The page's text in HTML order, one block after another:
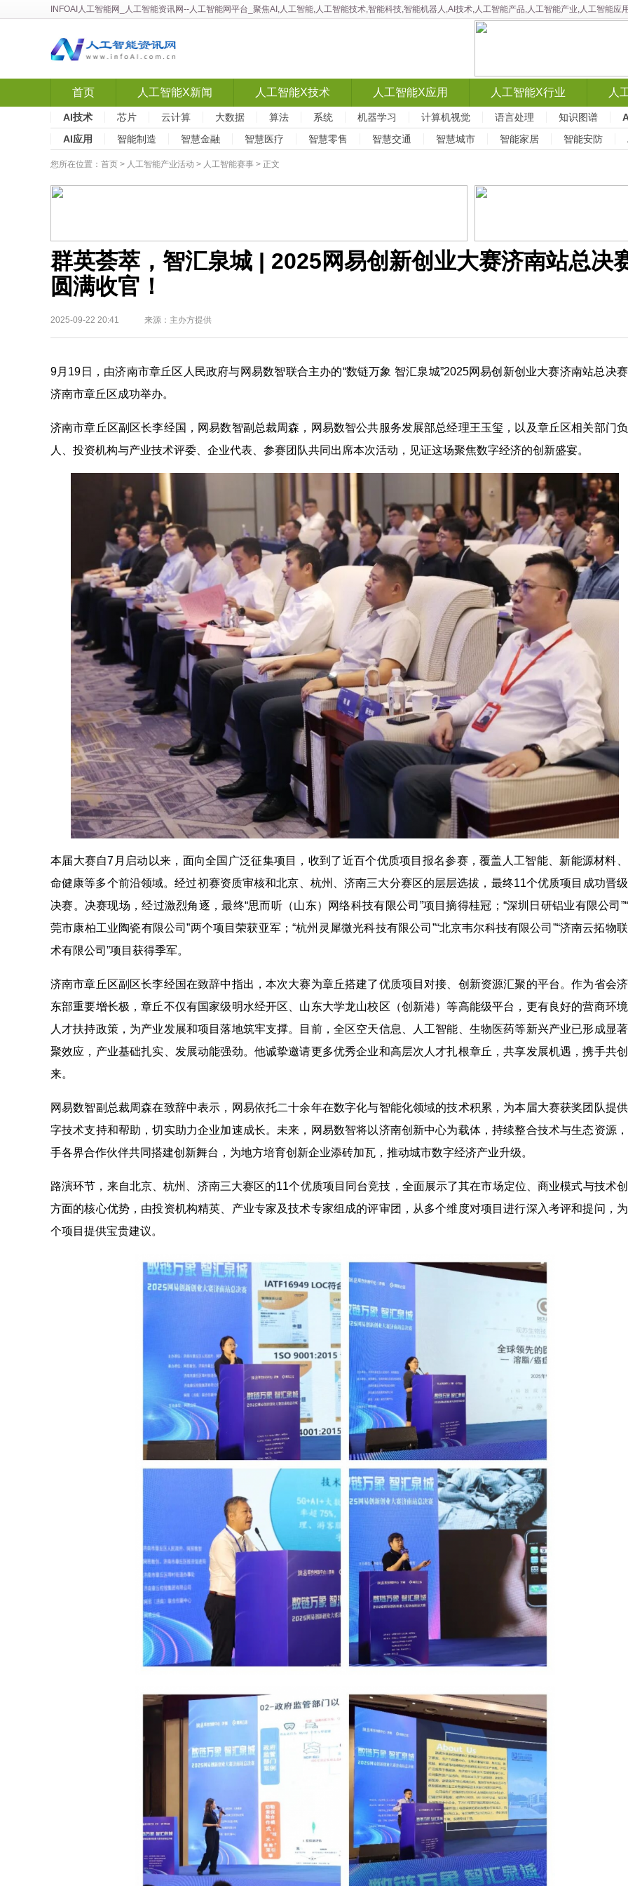
INFOAI人工智能网 人工智能资讯网--人工智能网平台_聚焦AI,人工智能,人工智能技术,智能科技,智能机器人,AI技术,人工智能产品,人工智能产业,人工智能应
首页 人工智能X新闻 人工智能X技术 人工智能X应用 人工智能X行业 人
AI技术 芯片 云计算 大数据 算法 系统 机器学习 计算机视觉 语言处理 知识图谱
AI应用
智能制造 智慧金融 智慧医疗 智慧零售 智慧交通 智慧城市 智能家居 智能安防
您所在位置： 首页 > 人工智能产业活动 > 人工智能赛事 > 正文
群英荟萃，智汇泉城 | 2025网易创新创业大赛济南站总决
圆满收官！
2025-09-22 20:41 来源：主办方提供
9月19日，由济南市章丘区人民政府与网易数智联合主办的“数链万象 智汇泉城”2025网易创新创业大赛济南站总决
济南市章丘区成功举办。
济南市章丘区副区长李经国，网易数智副总裁周森，网易数智公共服务发展部总经理王玉玺，以及章丘区相关部门
人、投资机构与产业技术评委、企业代表、参赛团队共同出席本次活动，见证这场聚焦数字经济的创新盛宴。
本届大赛自7月启动以来，面向全国广泛征集项目，收到了近百个优质项目报名参赛，覆盖人工智能、新能源材料
命健康等多个前沿领域。经过初赛资质审核和北京、杭州、济南三大分赛区的层层选拔，最终11个优质项目成功晋
决赛。决赛现场，经过激烈角逐，最终“思而听（山东）网络科技有限公司”项目摘得桂冠；“深圳日研铝业有限公司
莞市康柏工业陶瓷有限公司”两个项目荣获亚军；“杭州灵犀微光科技有限公司”“北京韦尔科技有限公司”“济南云拓物
术有限公司”项目获得季军。
济南市章丘区副区长李经国在致辞中指出，本次大赛为章丘搭建了优质项目对接、创新资源汇聚的平台。作为省会
东部重要增长极，章丘不仅有国家级明水经开区、山东大学龙山校区（创新港）等高能级平台，更有良好的营商环
人才扶持政策，为产业发展和项目落地筑牢支撑。目前，全区空天信息、人工智能、生物医药等新兴产业已形成显
聚效应，产业基础扎实、发展动能强劲。他诚挚邀请更多优秀企业和高层次人才扎根章丘，共享发展机遇，携手共
来。
网易数智副总裁周森在致辞中表示，网易依托二十余年在数字化与智能化领域的技术积累，为本届大赛获奖团队提
字技术支持和帮助，切实助力企业加速成长。未来，网易数智将以济南创新中心为载体，持续整合技术与生态资源
手各界合作伙伴共同搭建创新舞台，为地方培育创新企业添砖加瓦，推动城市数字经济产业升级。
路演环节，来自北京、杭州、济南三大赛区的11个优质项目同台竞技，全面展示了其在市场定位、商业模式与技术
方面的核心优势，由投资机构精英、产业专家及技术专家组成的评审团，从多个维度对项目进行深入考评和提问，
个项目提供宝贵建议。